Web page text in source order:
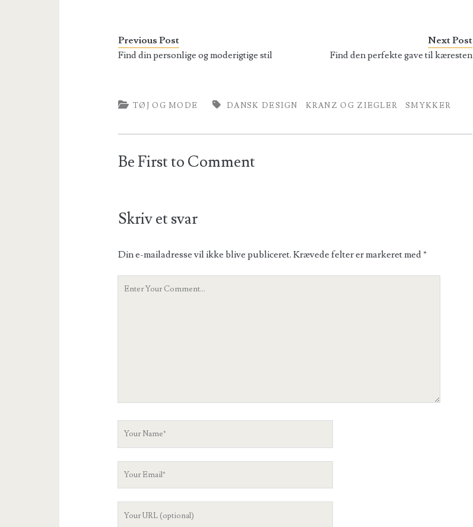
Previous Post
Find din personlige og moderigtige stil
Next Post
Find den perfekte gave til kæresten
TØJ OG MODE DANSK DESIGN KRANZ OG ZIEGLER SMYKKER
Be First to Comment
Skriv et svar
Din e-mailadresse vil ikke blive publiceret. Krævede felter er markeret med*
Your